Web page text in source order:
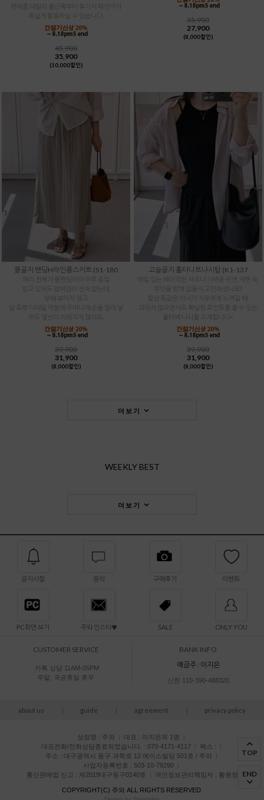
TOP
END
한여름 데일리 출근룩부터 휴가지 패션까지
폭넓게 활용하실 수 있습니다.
45,900
35,900
(10,000할인)
35,900
27,900
(8,000할인)
쿨골지 밴딩H라인롱스커트 (S1-180
허리 전체가 통밴딩이라 하루 종일
입고 있어도 압박감이 전혀 없는데,
앞 포켓 디테일 덕분에 주머니에 손을 찔러 넣
39,900
31,900
(8,000할인)
고슬골지 홀터니트나시탑 (K1-137
무엇을 받쳐 입을지 고민하셨나요?
항상 똑같은 이너가 지루하게 느껴질 때,
과하지 않으면서도 확실한 포인트를 줄 수 있는
홀터넥 나시를 소개합니다~
39,900
31,900
(8,000할인)
더보기
WEEKLY BEST
더보기
공지사항 문의 구매후기 이벤트
PC화면 보기 주와 인스타♥ SALE ONLY YOU
CUSTOMER SERVICE
카톡 상담 11AM-05PM
주말, 국공휴일 휴무
BANK INFO
예금주 : 이지은
신한 110-390-488320
about us guide agreement privacy policy
상점명 : 주와 대표 : 이지은외 1명
대표전화/전화상담종료되었습니다. : 070-4171-4117
팩스 :
주소 : 대구광역시 동구 과학로 12 에이스빌딩 501호 / 주와
사업자등록번호 : 503-10-79290
통신판매업 신고 : 제2019대구동구0140호
개인정보관리책임자 : 황원정
COPYRIGHT(C) 주와ALL RIGHTS RESERVED.